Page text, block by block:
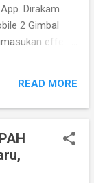
Kerabu -
Nipah -
Sum - Miang
Dirakam
2 Gimbal
effect
relevan
tahun 2020?
ketika dulu.
2018. Harga
READ MORE